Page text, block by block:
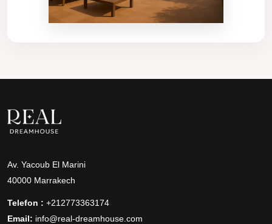
Av. Yacoub El Marini
40000 Marrakech
Telefon : +212773363174
Email: info@real-dreamhouse.com